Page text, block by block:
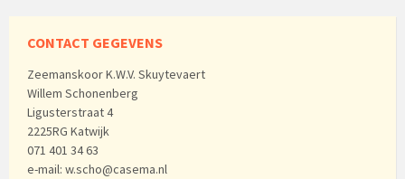
CONTACT GEGEVENS
Zeemanskoor K.W.V. Skuytevaert
Willem Schonenberg
Ligusterstraat 4
2225RG Katwijk
071 401 34 63
e-mail: w.scho@casema.nl